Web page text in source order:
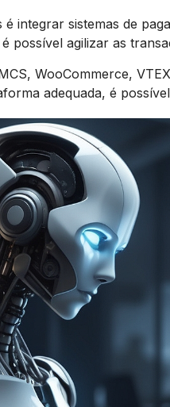
integrar sistemas de
possível agilizar as
WooCommerce,
adequada, é